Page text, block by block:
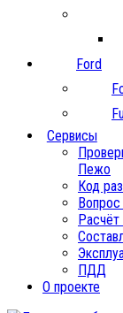
Ford
Сервисы
Пежо
Код
Вопрос
Расчёт
ПДД
О проекте